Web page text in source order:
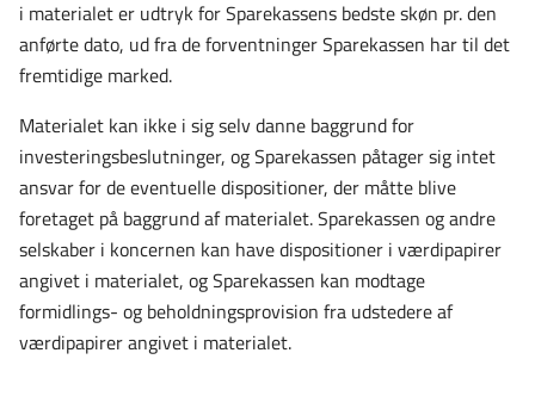
i materialet er udtryk for Sparekassens bedste skøn pr. den
anførte dato, ud fra de forventninger Sparekassen har til det
fremtidige marked.
Materialet kan ikke i sig selv danne baggrund for
investeringsbeslutninger, og Sparekassen påtager sig intet
ansvar for de eventuelle dispositioner, der måtte blive
foretaget på baggrund af materialet. Sparekassen og andre
selskaber i koncernen kan have dispositioner i værdipapirer
angivet i materialet, og Sparekassen kan modtage
formidlings- og beholdningsprovision fra udstedere af
værdipapirer angivet i materialet.